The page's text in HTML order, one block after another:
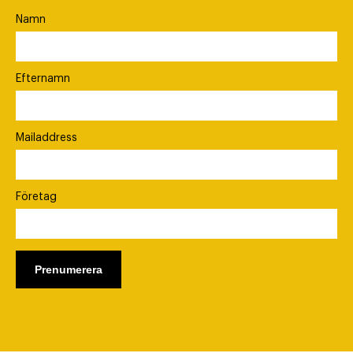
Namn
Efternamn
Mailaddress
Företag